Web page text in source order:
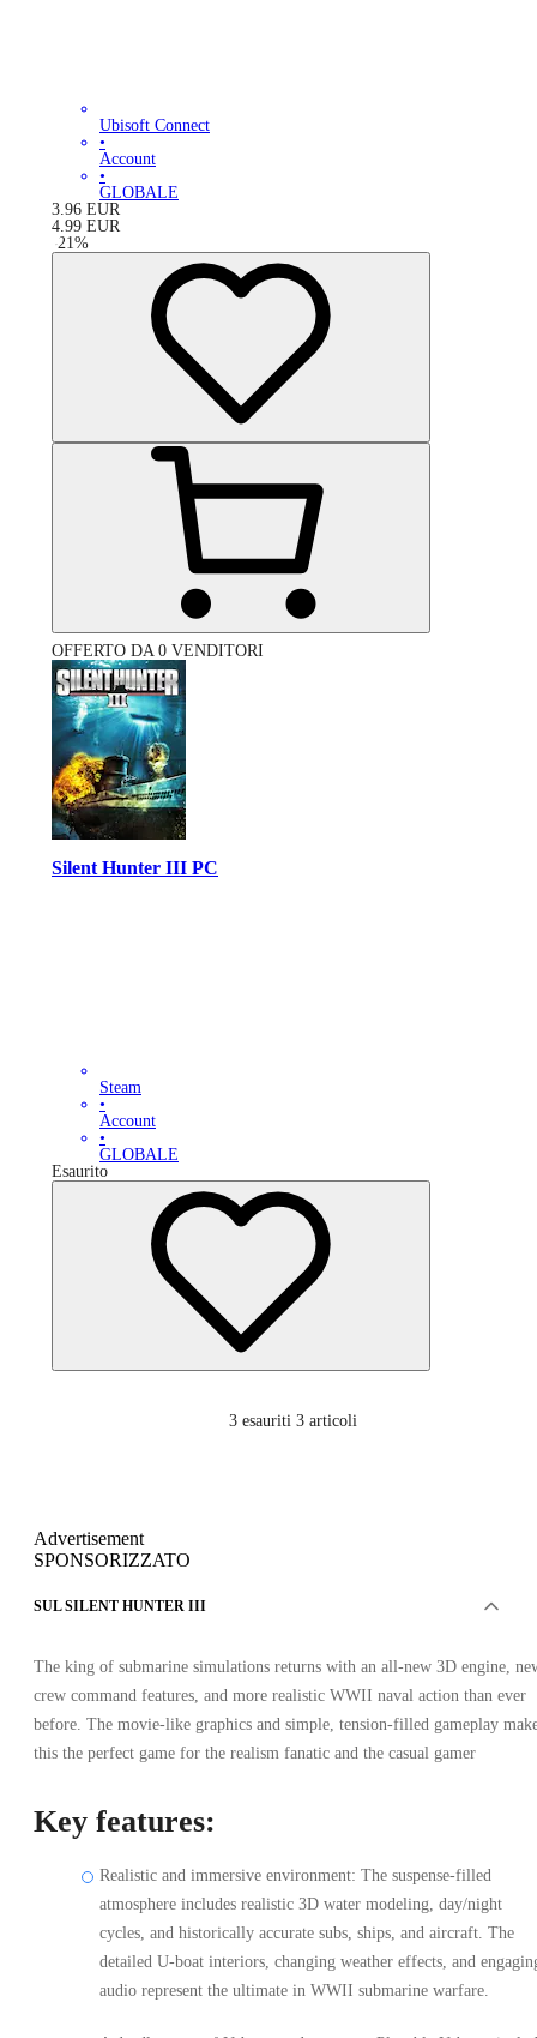
Ubisoft Connect
•
Account
•
GLOBALE
3.96 EUR
4.99 EUR
-21%
OFFERTO DA 0 VENDITORI
Silent Hunter III PC
Steam
•
Account
•
GLOBALE
Esaurito
3 esauriti 3 articoli
Advertisement
SPONSORIZZATO
SUL SILENT HUNTER III
The king of submarine simulations returns with an all-new 3D engine,
crew command features, and more realistic WWII naval action than ever
before. The movie-like graphics and simple, tension-filled gameplay
this the perfect game for the realism fanatic and the casual gamer
Key features:
Realistic and immersive environment: The suspense-filled
atmosphere includes realistic 3D water modeling, day/night
cycles, and historically accurate subs, ships, and aircraft. The
detailed U-boat interiors, changing weather effects, and
audio represent the ultimate in WWII submarine warfare.